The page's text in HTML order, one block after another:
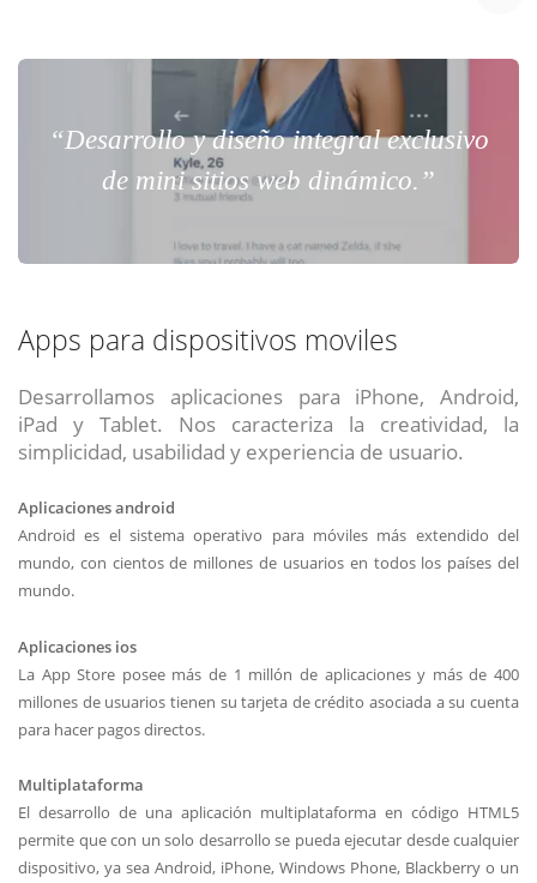
“Desarrollo y diseño integral exclusivo
de mini sitios web dinámico.”
Apps para dispositivos moviles
Desarrollamos aplicaciones para iPhone, Android,
iPad y Tablet. Nos caracteriza la creatividad, la
simplicidad, usabilidad y experiencia de usuario.
Aplicaciones android
Android es el sistema operativo para móviles más extendido del
mundo, con cientos de millones de usuarios en todos los países del
mundo.
Aplicaciones ios
La App Store posee más de 1 millón de aplicaciones y más de 400
millones de usuarios tienen su tarjeta de crédito asociada a su cuenta
para hacer pagos directos.
Multiplataforma
El desarrollo de una aplicación multiplataforma en código HTML5
permite que con un solo desarrollo se pueda ejecutar desde cualquier
dispositivo, ya sea Android, iPhone, Windows Phone, Blackberry o un